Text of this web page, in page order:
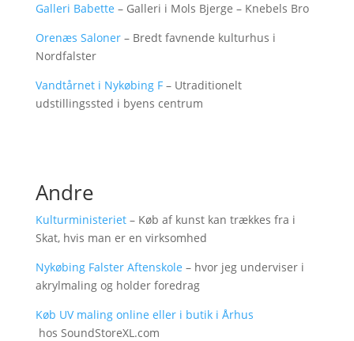
Galleri Babette – Galleri i Mols Bjerge – Knebels Bro
Orenæs Saloner – Bredt favnende kulturhus i
Nordfalster
Vandtårnet i Nykøbing F– Utraditionelt
udstillingssted i byens centrum
Andre
Kulturministeriet– Køb af kunst kan trækkes fra i
Skat, hvis man er en virksomhed
Nykøbing Falster Aftenskole – hvor jeg underviser i
akrylmaling og holder foredrag
Køb UV maling online eller i butik i Århus
hos SoundStoreXL.com